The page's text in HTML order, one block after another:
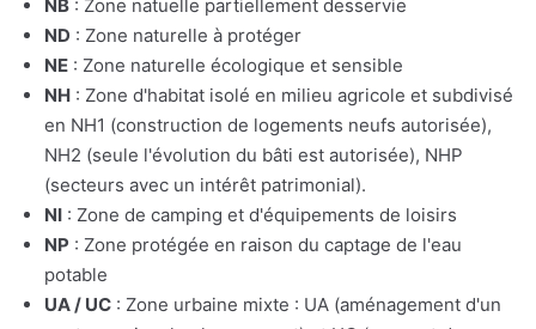
NB : Zone natuelle partiellement desservie
ND : Zone naturelle à protéger
NE : Zone naturelle écologique et sensible
NH : Zone d'habitat isolé en milieu agricole et subdivisé
en NH1 (construction de logements neufs autorisée),
NH2 (seule l'évolution du bâti est autorisée), NHP
(secteurs avec un intérêt patrimonial).
NI : Zone de camping et d'équipements de loisirs
NP : Zone protégée en raison du captage de l'eau
potable
UA / UC : Zone urbaine mixte : UA (aménagement d'un